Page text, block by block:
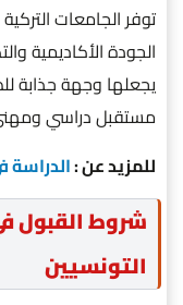
توفر الجامعات
الجودة الأكاديمية
يجعلها وجهة جذابة
مستقبل دراسي
للمزيد عن :الدراسة
شروط القبول
التونسيين